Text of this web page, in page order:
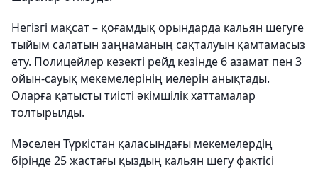
Негізгі мақсат – қоғамдық орындарда кальян шегуге
тыйым салатын заңнаманың сақталуын қамтамасыз
ету. Полицейлер кезекті рейд кезінде 6 азамат пен 3
ойын-сауық мекемелерінің иелерін анықтады.
Оларға қатысты тиісті әкімшілік хаттамалар
толтырылды.
Мәселен Түркістан қаласындағы мекемелердің
бірінде 25 жастағы қыздың кальян шегу фактісі